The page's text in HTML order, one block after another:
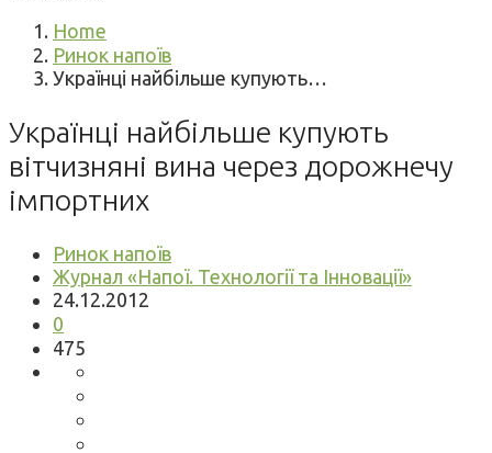
Home
Ринок напоїв
Українці найбільше купують…
Українці найбільше купують
вітчизняні вина через дорожнечу
імпортних
Ринок напоїв
Журнал «Напої. Технології та Інновації»
24.12.2012
0
475